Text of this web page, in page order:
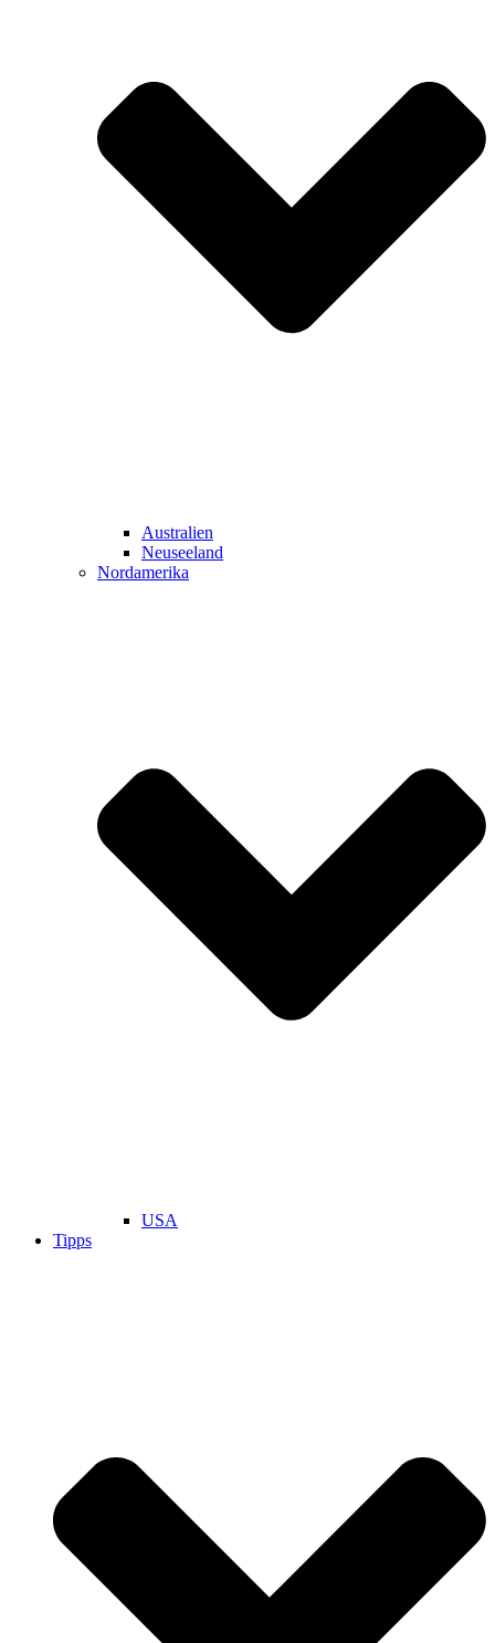
Australien
Neuseeland
Nordamerika
USA
Tipps